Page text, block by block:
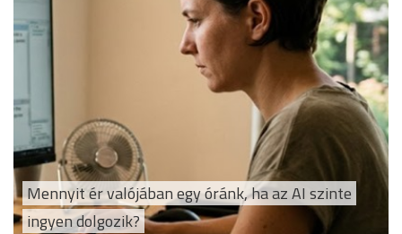
Mennyit ér valójában egy óránk, ha az AI szinte
ingyen dolgozik?